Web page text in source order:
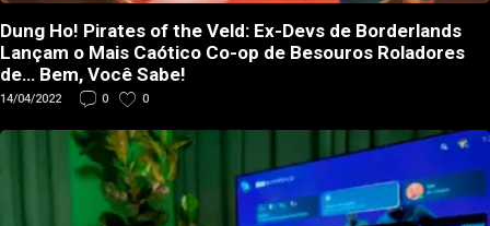
Dung Ho! Pirates of the Veld: Ex-Devs de Borderlands
Lançam o Mais Caótico Co-op de Besouros Roladores
de… Bem, Você Sabe!
14/04/2022 0 0